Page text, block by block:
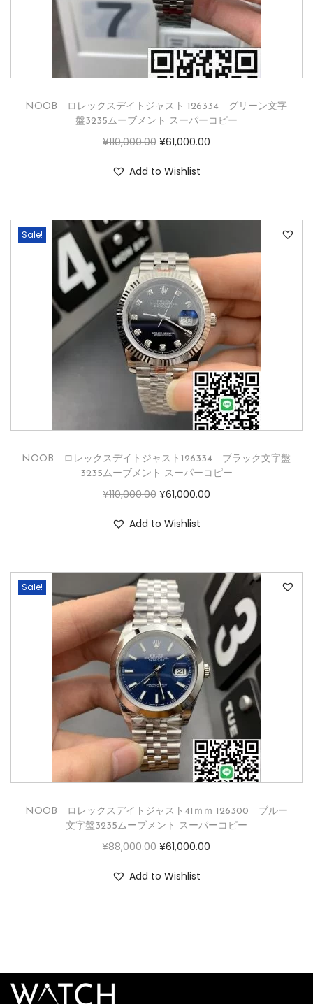
NOOB ロレックスデイトジャスト 126334 グリーン文字
盤3235ムーブメント スーパーコピー
¥110,000.00 ¥61,000.00
Add to Wishlist
Sale!
NOOB ロレックスデイトジャスト126334 ブラック文字盤
3235ムーブメント スーパーコピー
¥110,000.00 ¥61,000.00
Add to Wishlist
Sale!
NOOB ロレックスデイトジャスト41ｍｍ 126300 ブルー
文字盤3235ムーブメント スーパーコピー
¥88,000.00 ¥61,000.00
Add to Wishlist